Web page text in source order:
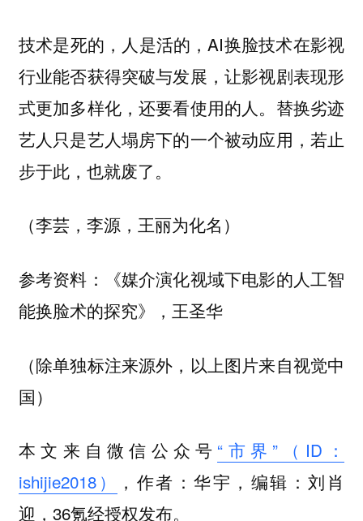
技术是死的，人是活的，AI换脸技术在影视
行业能否获得突破与发展，让影视剧表现形
式更加多样化，还要看使用的人。替换劣迹
艺人只是艺人塌房下的一个被动应用，若止
步于此，也就废了。
（李芸，李源，王丽为化名）
参考资料：《媒介演化视域下电影的人工智
能换脸术的探究》，王圣华
（除单独标注来源外，以上图片来自视觉中
国）
本文来自微信公众号 “市界”（ID：
ishijie2018）
，作者：华宇，编辑：刘肖
迎，36氪经授权发布。